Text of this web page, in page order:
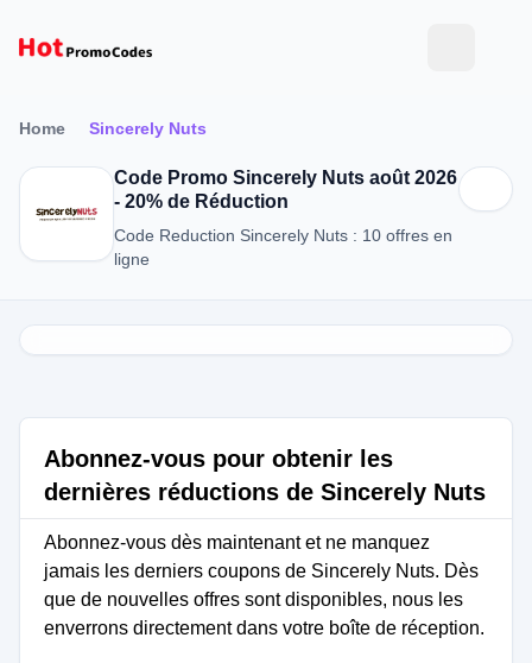
Home Sincerely Nuts
Code Promo Sincerely Nuts août 2026
- 20% de Réduction
Code Reduction Sincerely Nuts : 10 offres en
ligne
Abonnez-vous pour obtenir les
dernières réductions de Sincerely Nuts
Abonnez-vous dès maintenant et ne manquez
jamais les derniers coupons de Sincerely Nuts. Dès
que de nouvelles offres sont disponibles, nous les
enverrons directement dans votre boîte de réception.